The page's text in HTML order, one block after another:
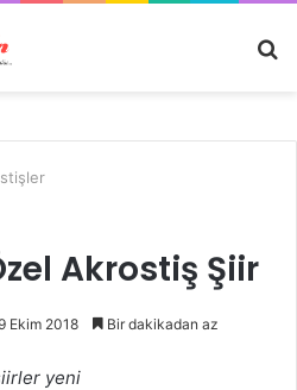
Akrostiş Şiir
Ekim 2018 Bir dakikadan az
yeni